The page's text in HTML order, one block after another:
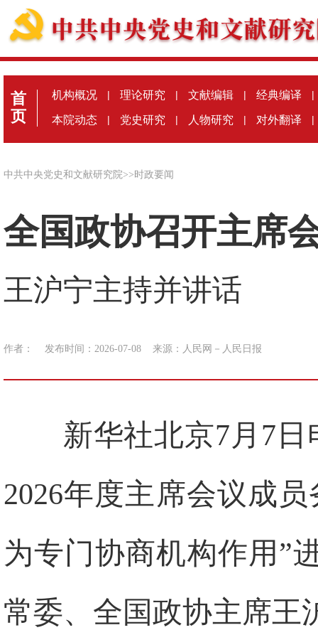
首
页
机构概况 | 理论研究 | 文献编辑 | 经典编译 |
本院动态 | 党史研究 | 人物研究 | 对外翻译 |
中共中央党史和文献研究院>>时政要闻
全国政协召开主席
王沪宁主持并讲话
作者： 发布时间：2026-07-08 来源： 人民网－人民日报
新华社北京7月7
2026年度主席会议成
为专门协商机构作用”
常委、全国政协主席王